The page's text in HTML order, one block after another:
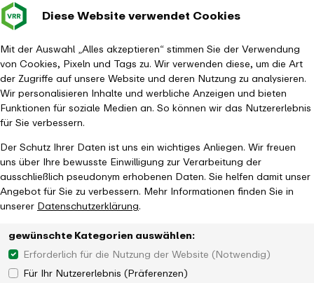
Diese Website verwendet Cookies
Mit der Auswahl „Alles akzeptieren“ stimmen Sie der Verwendung
von Cookies, Pixeln und Tags zu. Wir verwenden diese, um die Art
der Zugriffe auf unsere Website und deren Nutzung zu analysieren.
Wir personalisieren Inhalte und werbliche Anzeigen und bieten
Funktionen für soziale Medien an. So können wir das Nutzererlebnis
für Sie verbessern.
Der Schutz Ihrer Daten ist uns ein wichtiges Anliegen. Wir freuen
uns über Ihre bewusste Einwilligung zur Verarbeitung der
ausschließlich pseudonym erhobenen Daten. Sie helfen damit unser
Angebot für Sie zu verbessern. Mehr Informationen finden Sie in
unsererDatenschutzerklärung.
gewünschte Kategorien auswählen:
Erforderlich für die Nutzung der Website (Notwendig)
Für Ihr Nutzererlebnis (Präferenzen)
Verkehrsverbund Baustellen im
Leichte
Startseite Aktuelles
Magazin
Bauhaus-Jubiläum: zeitgenössisch, modern und doch 100 Jahre alt